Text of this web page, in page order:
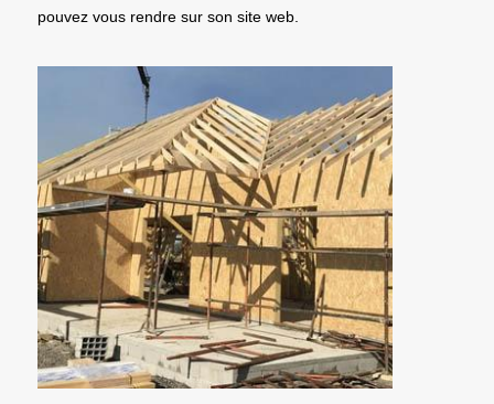
pouvez vous rendre sur son site web.